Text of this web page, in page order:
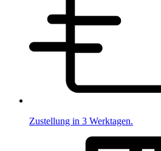
Zustellung in 3 Werktagen.